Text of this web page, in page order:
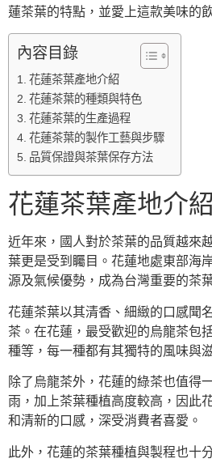
蓮茶葉的特點，並愛上這款美味的
內容目錄
花蓮茶葉產地介紹
花蓮茶葉的種類與特色
花蓮茶葉的生產過程
花蓮茶葉的製作工藝與步驟
品質保證與茶葉保存方法
花蓮茶葉產地介紹
近年來，國人對於茶葉的品質越來
葉更是受到矚目。花蓮地處東部海
源及氣候優勢，成為台灣重要的茶
花蓮茶葉以其清香、細緻的口感聞
茶。在花蓮，最受歡迎的烏龍茶包
種等，每一種都有其獨特的風味與
除了烏龍茶外，花蓮的綠茶也值得
雨，加上茶葉種植高度較高，因此
和清新的口感，深受消費者喜愛。
此外，花蓮的茶葉種植與製程也十